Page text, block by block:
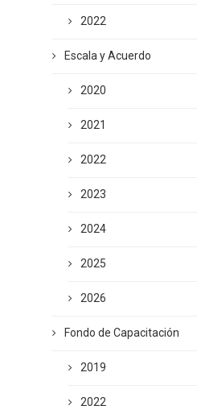
2022
Escala y Acuerdo
2020
2021
2022
2023
2024
2025
2026
Fondo de Capacitación
2019
2022